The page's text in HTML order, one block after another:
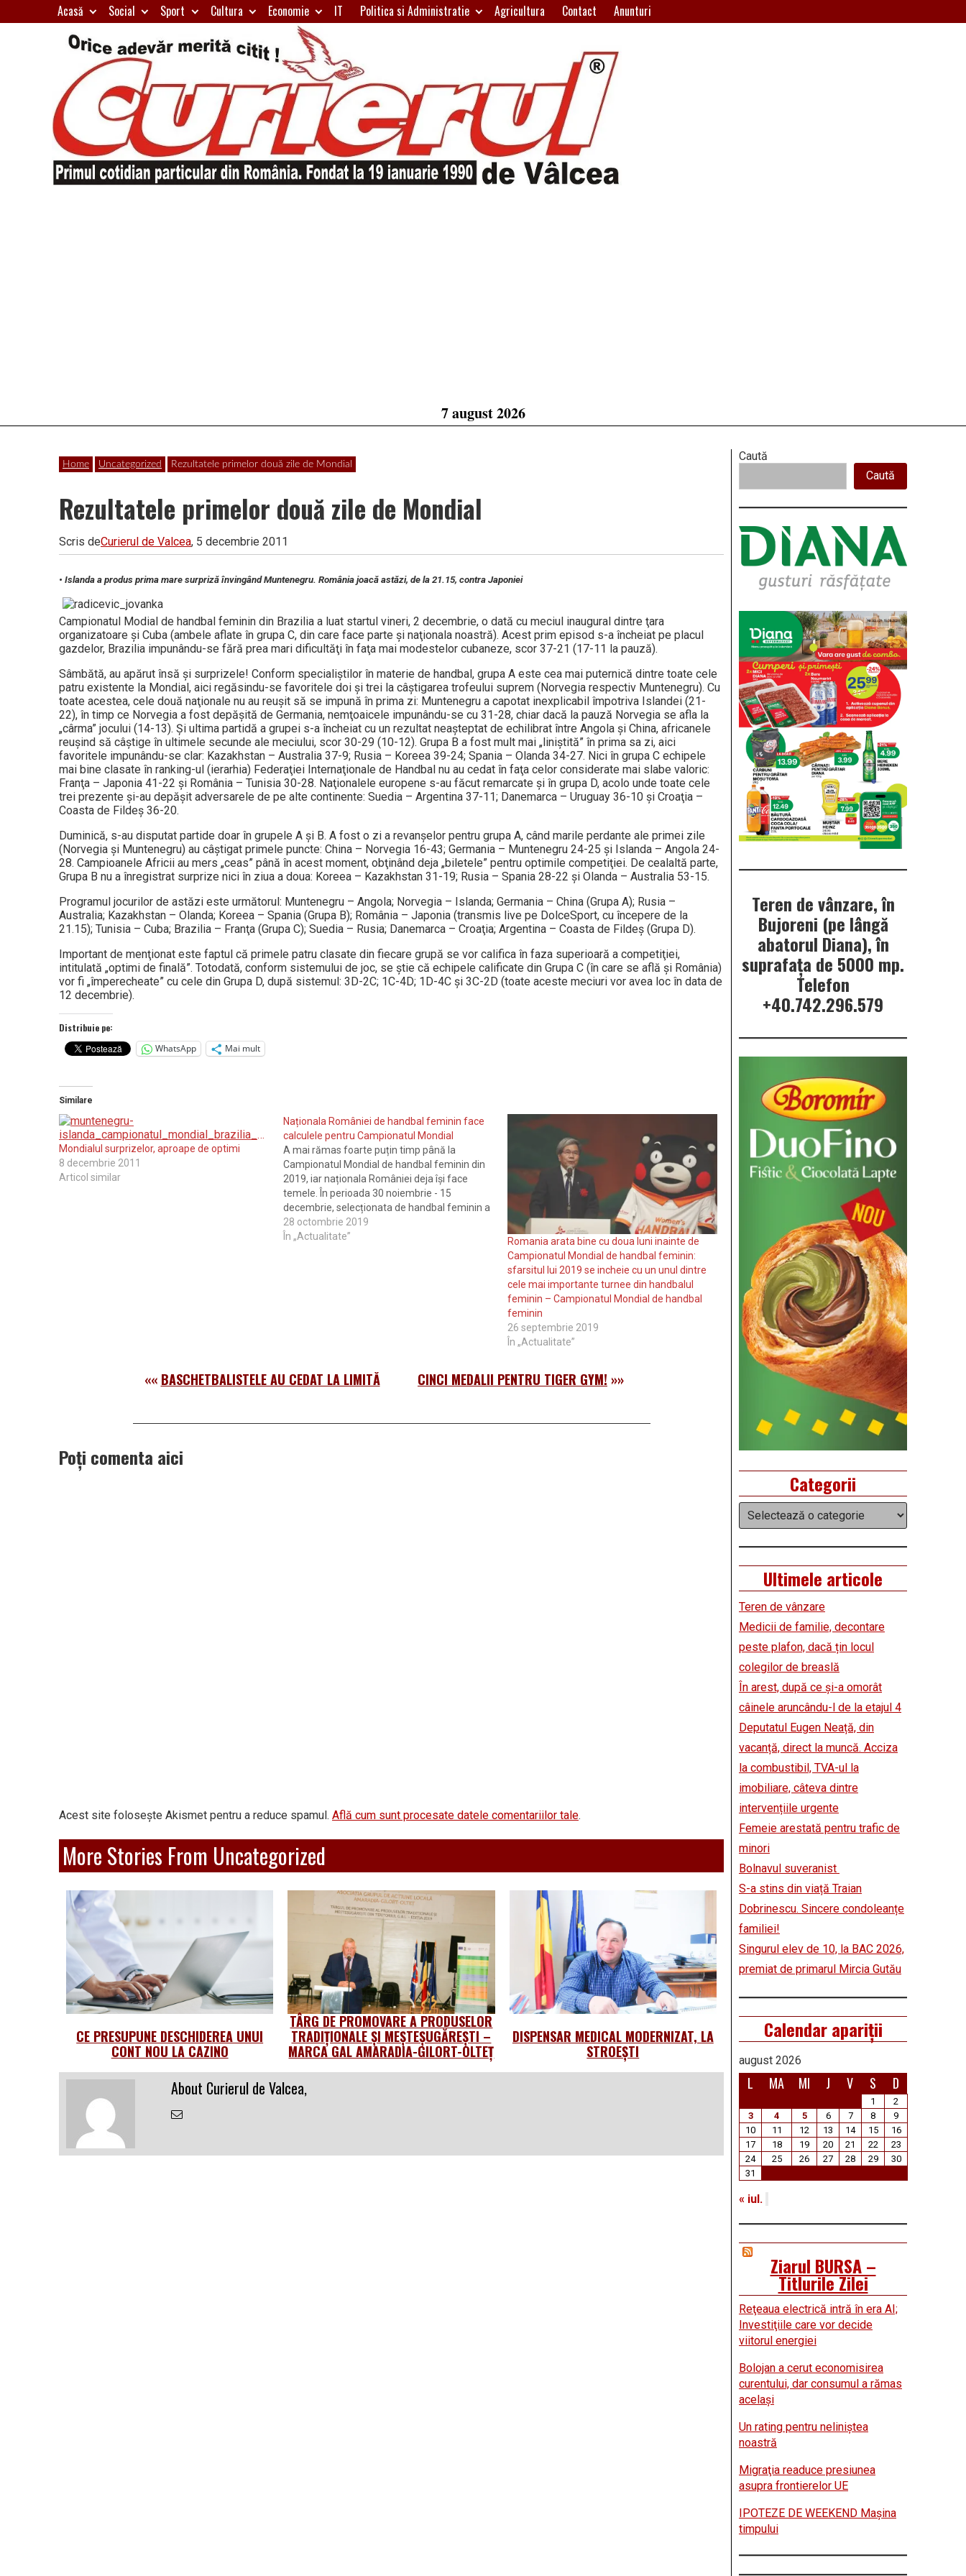
to
Acasă Social Sport Cultura Economie IT Politica si Administratie Agricultura Contact Anunturi
7 august 2026
Home Uncategorized Rezultatele primelor două zile de Mondial
Rezultatele primelor două zile de Mondial
Scris deCurierul de Valcea, 5 decembrie 2011
• Islanda a produs prima mare surpriză învingând Muntenegru. România joacă astăzi, de la 21.15, contra Japoniei
Campionatul Modial de handbal feminin din Brazilia a luat startul vineri, 2 decembrie, o dată cu meciul inaugural dintre ţara
organizatoare şi Cuba (ambele aflate în grupa C, din care face parte şi naţionala noastră). Acest prim episod s-a încheiat pe placul
gazdelor, Brazilia impunându-se fără prea mari dificultăţi în faţa mai modestelor cubaneze, scor 37-21 (17-11 la pauză).
Sâmbătă, au apărut însă şi surprizele! Conform specialiştilor în materie de handbal, grupa A este cea mai puternică dintre toate cele
patru existente la Mondial, aici regăsindu-se favoritele doi şi trei la câştigarea trofeului suprem (Norvegia respectiv Muntenegru). Cu
toate acestea, cele două naţionale nu au reuşit să se impună în prima zi: Muntenegru a capotat inexplicabil împotriva Islandei (21-
22), în timp ce Norvegia a fost depăşită de Germania, nemţoaicele impunându-se cu 31-28, chiar dacă la pauză Norvegia se afla la
„cârma” jocului (14-13). Şi ultima partidă a grupei s-a încheiat cu un rezultat neaşteptat de echilibrat între Angola şi China, africanele
reuşind să câştige în ultimele secunde ale meciului, scor 30-29 (10-12). Grupa B a fost mult mai „liniştită” în prima sa zi, aici
favoritele impunându-se clar: Kazakhstan – Australia 37-9; Rusia – Koreea 39-24; Spania – Olanda 34-27. Nici în grupa C echipele
mai bine clasate în ranking-ul (ierarhia) Federaţiei Interna­ţio­nale de Handbal nu au cedat în faţa celor considerate mai slabe valoric:
Franţa – Japonia 41-22 şi România – Tu­nisia 30-28. Naţionalele europene s-au făcut remarcate şi în grupa D, acolo unde toate cele
trei prezente şi-au depăşit adversarele de pe alte continente: Suedia – Argentina 37-11; Danemarca – Uruguay 36-10 şi Croaţia –
Coasta de Fildeş 36-20.
Duminică, s-au disputat partide doar în grupele A şi B. A fost o zi a revanşelor pentru grupa A, când marile perdante ale primei zile
(Norvegia şi Muntenegru) au câştigat primele puncte: China – Norvegia 16-43; Germania – Muntenegru 24-25 şi Islanda – Angola 24-
28. Campioa­nele Africii au mers „ceas” până în acest moment, obţinând deja „biletele” pentru optimile competiţiei. De cealaltă parte,
Grupa B nu a înregistrat surprize nici în ziua a doua: Koreea – Kazakhstan 31-19; Rusia – Spania 28-22 şi Olanda – Australia 53-15.
Programul jocurilor de astăzi este ur­mătorul: Muntenegru – Angola; Norvegia – Islanda; Germania – China (Grupa A); Rusia –
Australia; Kazakhstan – Olanda; Koreea – Spania (Grupa B); România – Japonia (transmis live pe DolceSport, cu începere de la
21.15); Tunisia – Cuba; Brazilia – Franţa (Grupa C); Suedia – Rusia; Danemarca – Croaţia; Argentina – Coasta de Fildeş (Grupa D).
Important de menţionat este faptul că primele patru clasate din fiecare grupă se vor califica în faza superioară a competiţiei,
intitulată „optimi de finală”. Totodată, conform sistemului de joc, se ştie că echipele calificate din Grupa C (în care se află şi România)
vor fi „împerecheate” cu cele din Gru­pa D, după sistemul: 3D-2C; 1C-4D; 1D-4C şi 3C-2D (toate aceste meciuri vor avea loc în data de
12 decembrie).
Distribuie pe:
WhatsApp
Mai mult
Similare
Mondialul surprizelor, aproape de optimi
8 decembrie 2011
Articol similar
Naționala României de handbal feminin face
calculele pentru Campionatul Mondial
A mai rămas foarte puțin timp până la
Campionatul Mondial de handbal feminin din
2019, iar naționala României deja își face
temele. În perioada 30 noiembrie - 15
decembrie, selecționata de handbal feminin a
României va evolua la Campionatul Mondial
de handbal. Turneul se ține în Japonia, acolo
28 octombrie 2019
În „Actualitate”
Romania arata bine cu doua luni inainte de
Campionatul Mondial de handbal feminin:
sfarsitul lui 2019 se incheie cu un unul dintre
cele mai importante turnee din handbalul
feminin – Campionatul Mondial de handbal
feminin
26 septembrie 2019
În „Actualitate”
«« BASCHETBALISTELE AU CEDAT LA LIMITĂ CINCI MEDALII PENTRU TIGER GYM! »»
Poți comenta aici
Acest site folosește Akismet pentru a reduce spamul. Află cum sunt procesate datele comentariilor tale.
More Stories From Uncategorized
CE PRESUPUNE DESCHIDEREA UNUI
CONT NOU LA CAZINO
TÂRG DE PROMOVARE A PRODUSELOR
TRADIȚIONALE ȘI MEȘTEȘUGĂREȘTI –
MARCA GAL AMARADIA-GILORT-OLTEȚ
DISPENSAR MEDICAL MODERNIZAT, LA
STROEȘTI
About Curierul de Valcea,
Email
Right
Asides
Caută
Caută
Teren de vânzare, în
Bujoreni (pe lângă
abatorul Diana), în
suprafața de 5000 mp.
Telefon
+40.742.296.579
Categorii
Categorii
Ultimele articole
Teren de vânzare
Medicii de familie, decontare
peste plafon, dacă țin locul
colegilor de breaslă
În arest, după ce și-a omorât
câinele aruncându-l de la etajul 4
Deputatul Eugen Neață, din
vacanță, direct la muncă. Acciza
la combustibil, TVA-ul la
imobiliare, câteva dintre
intervențiile urgente
Femeie arestată pentru trafic de
minori
Bolnavul suveranist
S-a stins din viață Traian
Dobrinescu. Sincere condoleanțe
familiei!
Singurul elev de 10, la BAC 2026,
premiat de primarul Mircia Gutău
Calendar apariții
august 2026
L MA MI J V S D
1
2
3
4 5 6 7 8
9
10
11 12 13 14 15
16
17
18 19 20 21 22
23
24
25 26 27 28 29
30
31
« iul.
Ziarul BURSA –
Titlurile Zilei
Reţeaua electrică intră în era AI;
Investiţiile care vor decide
viitorul energiei
Bolojan a cerut economisirea
curentului, dar consumul a rămas
acelaşi
Un rating pentru neliniştea
noastră
Migraţia readuce presiunea
asupra frontierelor UE
IPOTEZE DE WEEKEND Maşina
timpului